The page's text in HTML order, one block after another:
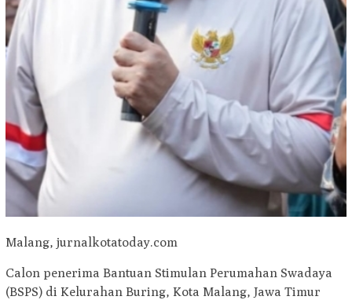
Malang, jurnalkotatoday.com
Calon penerima Bantuan Stimulan Perumahan Swadaya
(BSPS) di Kelurahan Buring, Kota Malang, Jawa Timur